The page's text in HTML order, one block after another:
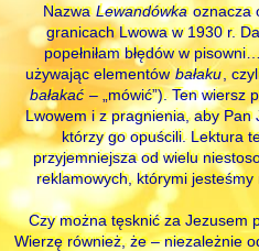
NazwaLewandówkaoznacza
granicach Lwowa w 1930 r.
popełniłam błędów w
używając elementówbałaku,
bałakać– „mówić”). Ten wiersz
Lwowem i z pragnienia, aby Pan
którzy go opuścili. Lektura
przyjemniejsza od wielu
reklamowych, którymi
Czy można tęsknić za Jezusem
Wierzę również, że – niezależnie